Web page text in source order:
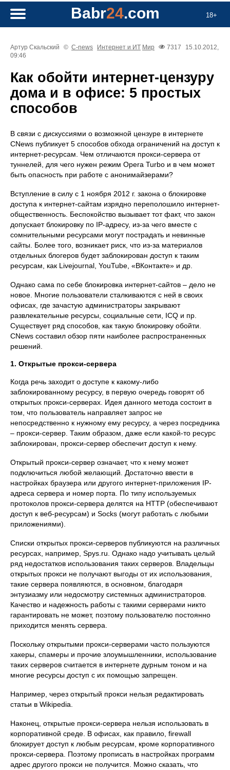
18+
Babr24.com
Артур Скальский © C-news Интернет и ИТ Мир 7317
15.10.2012,
09:46
Как обойти интернет-цензуру
дома и в офисе: 5 простых
способов
В связи с дискуссиями о возможной цензуре в интернете
CNews публикует 5 способов обхода ограничений на доступ к
интернет-ресурсам. Чем отличаются прокси-сервера от
туннелей, для чего нужен режим Opera Turbo и в чем может
быть опасность при работе с анонимайзерами?
Вступление в силу с 1 ноября 2012 г. закона о блокировке
доступа к интернет-сайтам изрядно переполошило интернет-
общественность. Беспокойство вызывает тот факт, что закон
допускает блокировку по IP-адресу, из-за чего вместе с
сомнительными ресурсами могут пострадать и невинные
сайты. Более того, возникает риск, что из-за материалов
отдельных блогеров будет заблокирован доступ к таким
ресурсам, как Livejournal, YouTube, «ВКонтакте» и др.
Однако сама по себе блокировка интернет-сайтов – дело не
новое. Многие пользователи сталкиваются с ней в своих
офисах, где зачастую администраторы закрывают
развлекательные ресурсы, социальные сети, ICQ и пр.
Существует ряд способов, как такую блокировку обойти.
CNews составил обзор пяти наиболее распространенных
решений.
1. Открытые прокси-сервера
Когда речь заходит о доступе к какому-либо
заблокированному ресурсу, в первую очередь говорят об
открытых прокси-серверах. Идея данного метода состоит в
том, что пользователь направляет запрос не
непосредственно к нужному ему ресурсу, а через посредника
– прокси-сервер. Таким образом, даже если какой-то ресурс
заблокирован, прокси-сервер обеспечит доступ к нему.
Открытый прокси-сервер означает, что к нему может
подключиться любой желающий. Достаточно ввести в
настройках браузера или другого интернет-приложения IP-
адреса сервера и номер порта. По типу используемых
протоколов прокси-сервера делятся на HTTP (обеспечивают
доступ к веб-ресурсам) и Socks (могут работать с любыми
приложениями).
Списки открытых прокси-серверов публикуются на различных
ресурсах, например, Spys.ru. Однако надо учитывать целый
ряд недостатков использования таких серверов. Владельцы
открытых прокси не получают выгоды от их использования,
такие сервера появляются, в основном, благодаря
энтузиазму или недосмотру системных администраторов.
Качество и надежность работы с такими серверами никто
гарантировать не может, поэтому пользователю постоянно
приходится менять сервера.
Поскольку открытыми прокси-серверами часто пользуются
хакеры, спамеры и прочие злоумышленники, использование
таких серверов считается в интернете дурным тоном и на
многие ресурсы доступ с их помощью запрещен.
Например, через открытый прокси нельзя редактировать
статьи в Wikipedia.
Наконец, открытые прокси-сервера нельзя использовать в
корпоративной среде. В офисах, как правило, firewall
блокирует доступ к любым ресурсам, кроме корпоративного
прокси-сервера. Поэтому прописать в настройках программ
адрес другого прокси не получится. Можно сказать, что